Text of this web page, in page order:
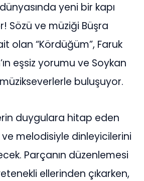
yeni bir kapı
Sözü ve müziği Büşra
olan “Kördüğüm”, Faruk
eşsiz yorumu ve Soykan
buluşuyor.
duygulara hitap eden
melodisiyle dinleyicilerini
Parçanın düzenlemesi
ellerinden çıkarken,